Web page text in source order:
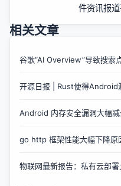
件资讯报道
相关文章
谷歌“AI Overview”导致搜索
开源日报 | Rust使得Android
比Saas公司赚钱快得多；IT行
Android 内存安全漏洞大幅
go http 框架性能大幅下降原
物联网最新报告：私有云部署